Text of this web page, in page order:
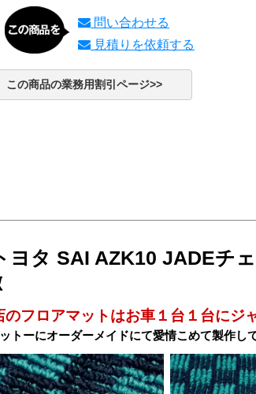
問い合わせる
見積りを依頼する
この商品の業務用割引ページ>>
ヨタ SAI AZK10 JADEチ
のフロアマットはお車１台１台にジ
トーにオーダーメイドにて愛情こめて製作し